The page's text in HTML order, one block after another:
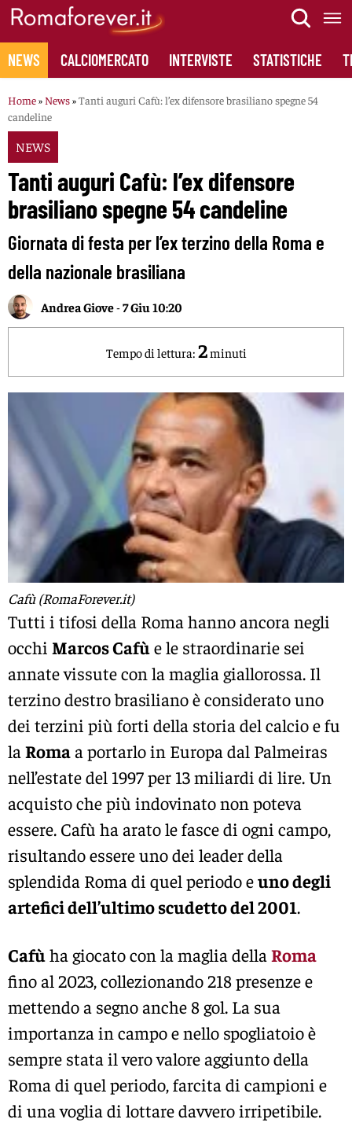
Skip
content
NEWS CALCIOMERCATO INTERVISTE STATISTICHE
Home» News»Tanti auguri Cafù: l’ex difensore brasiliano spegne 54
candeline
NEWS
Tanti auguri Cafù: l’ex difensore
brasiliano spegne 54 candeline
Giornata di festa per l’ex terzino della Roma e
della nazionale brasiliana
Andrea Giove-7 Giu 10:20
Tempo di lettura: 2minuti
Cafù (RomaForever.it)
Tutti i tifosi della Roma hanno ancora negli
occhi Marcos Cafùe le straordinarie sei
annate vissute con la maglia giallorossa. Il
terzino destro brasiliano è considerato uno
dei terzini più forti della storia del calcio e fu
la Romaa portarlo in Europa dal Palmeiras
nell’estate del 1997 per 13 miliardi di lire. Un
acquisto che più indovinato non poteva
essere. Cafù ha arato le fasce di ogni campo,
risultando essere uno dei leader della
splendida Roma di quel periodo euno degli
artefici dell’ultimo scudetto del 2001.
Cafùha giocato con la maglia della Roma
fino al 2023, collezionando 218 presenze e
mettendo a segno anche 8 gol. La sua
importanza in campo e nello spogliatoio è
sempre stata il vero valore aggiunto della
Roma di quel periodo, farcita di campioni e
di una voglia di lottare davvero irripetibile.